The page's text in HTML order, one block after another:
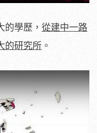
學歷， 從建中一路
的研究所 。